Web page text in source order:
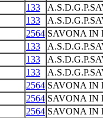
133
133
2564 SAVONA IN
133
133
133
2564 SAVONA IN
2564 SAVONA IN
2564 SAVONA IN